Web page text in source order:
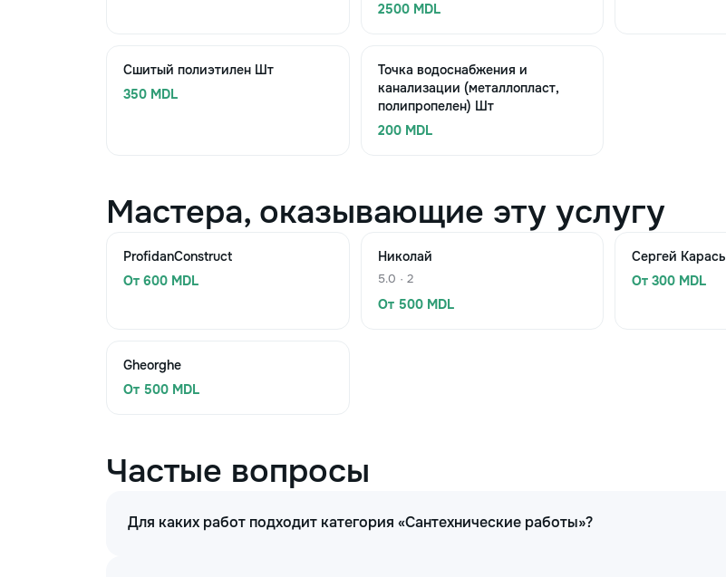
2500 MDL
Сшитый полиэтилен Шт
350 MDL
Точка водоснабжения и
канализации (металлопласт,
полипропелен) Шт
200 MDL
Мастера, оказывающие эту услугу
ProfidanConstruct
От 600 MDL
Николай
5.0 · 2
От 500 MDL
Сергей Карась
От 300 MDL
Gheorghe
От 500 MDL
Частые вопросы
Для каких работ подходит категория «Сантехнические работы»?